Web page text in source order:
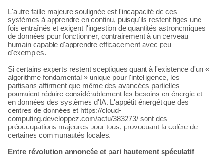
L'autre faille majeure soulignée est l'incapacité de ces
systèmes à apprendre en continu, puisqu'ils restent figés une
fois entraînés et exigent l'ingestion de quantités astronomiques
de données pour fonctionner, contrairement à un cerveau
humain capable d'apprendre efficacement avec peu
d'exemples.
Si certains experts restent sceptiques quant à l'existence d'un «
algorithme fondamental » unique pour l'intelligence, les
partisans affirment que même des avancées partielles
pourraient réduire considérablement les besoins en énergie et
en données des systèmes d'IA. L'appétit énergétique des
centres de données et https://cloud-
computing.developpez.com/actu/383273/ sont des
préoccupations majeures pour tous, provoquant la colère de
certaines communautés locales.
Entre révolution annoncée et pari hautement spéculatif